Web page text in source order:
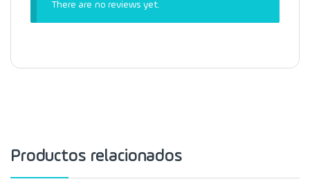
There are no reviews yet.
Productos relacionados